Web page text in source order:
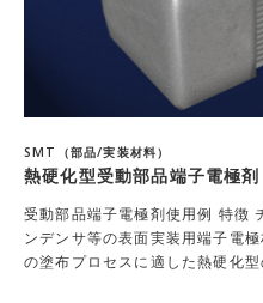
SMT（部品/実装材料）
熱硬化型受動部品端子電極剤
受動部品端子電極剤使用例 特徴
ンデンサ等の表面実装用端子電
の塗布プロセスに適した熱硬化型